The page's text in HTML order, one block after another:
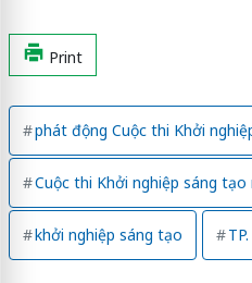
Print
phát động Cuộc thi Khởi
Cuộc thi Khởi nghiệp sáng tạo
khởi nghiệp sáng tạo